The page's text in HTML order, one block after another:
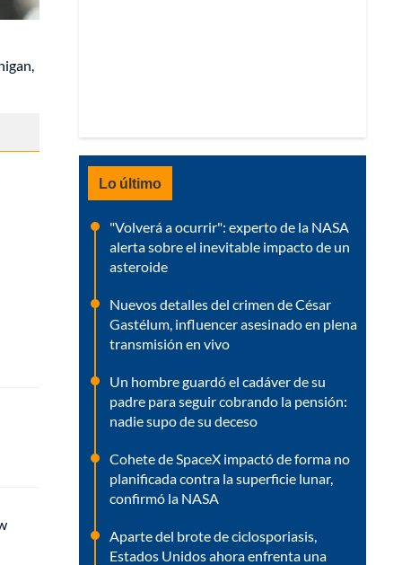
Lo último
"Volverá a ocurrir": experto de la NASA
alerta sobre el inevitable impacto de un
asteroide
Nuevos detalles del crimen de César
Gastélum, influencer asesinado en plena
transmisión en vivo
Un hombre guardó el cadáver de su
padre para seguir cobrando la pensión:
nadie supo de su deceso
Cohete de SpaceX impactó de forma no
planificada contra la superficie lunar,
confirmó la NASA
Aparte del brote de ciclosporiasis,
Estados Unidos ahora enfrenta una